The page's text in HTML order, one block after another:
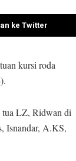
ke Twitter
kursi roda
tua LZ, Ridwan di
Isnandar, A.KS,